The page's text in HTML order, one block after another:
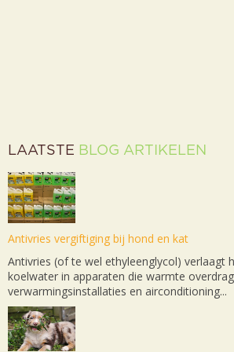
LAATSTE BLOG ARTIKELEN
Antivries vergiftiging bij hond en kat
Antivries (of te wel ethyleenglycol) verlaagt
koelwater in apparaten die warmte
verwarmingsinstallaties en airconditioning...